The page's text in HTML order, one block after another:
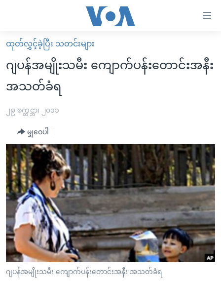
လွယ်ကူ
စေ
များ
အကြောင်းအရာ
သို့
ကျော်
ကြည့်
ရန်
အ
ညွန်း
စာမျက်နှာ
သို့
ကျော်
မူလစာမျက်နှာ
မြန်မာ
ကမ္ဘာ့သတင်းများ
အစ္စရေး-ပါလက်စတိုင်း
ရပ်ဝန်းတခု လမ်းတခု အလွန်
အင်္ဂလိပ်စာလေ့လာမယ်
အမေရိကန်သုံးအီဒီယံ
မကြေးမုံရဲ့ အင်္ဂလိပ်စာ
ရုပ်ရှင်ထဲက အင်္ဂလိပ်စာ
သုတပဒေသာ အင်္ဂလိပ်စာ
အပတ်စဉ်ကဏ္ဍများ
ရေဒီယို
တီဗွီ
ရေဒီယိုနှင့်ရုပ်သံ အချက်အလက်များ
ရေဒီယို/တီဗွီအစီအစဉ်
Learning English
ဗွီအိုအေ လူမှုကွန်ယက်များ
ထုတ်လွှင့်ခဲ့ပြီး သတင်းများ
ဂျပန်အမျိုးသမီး ကျောက်ပန်းတောင်းအနီး
အသတ်ခံရ
၂၉ စက္တင္ဘာ၊ ၂၀၁၁
မျှဝေပါ
ဂျပန်အမျိုးသမီး ကျောက်ပန်းတောင်းအနီး အသတ်ခံရ